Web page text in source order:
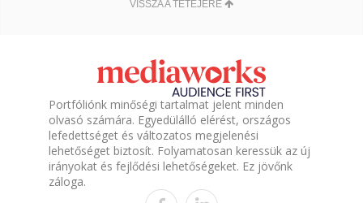
VISSZA A TETEJÉRE
Portfóliónk minőségi tartalmat jelent minden
olvasó számára. Egyedülálló elérést, országos
lefedettséget és változatos megjelenési
lehetőséget biztosít. Folyamatosan keressük az új
irányokat és fejlődési lehetőségeket. Ez jövőnk
záloga.